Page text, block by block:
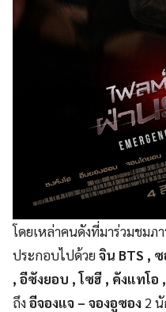
โดยเหล่าคนดังที่มาร่วมชม
ประกอบไปด้วยจิน BTS ,
, อีซังยอบ , โซฮี , คังแทโอ
ถึงอีจองแจ – จองอูซอง 2